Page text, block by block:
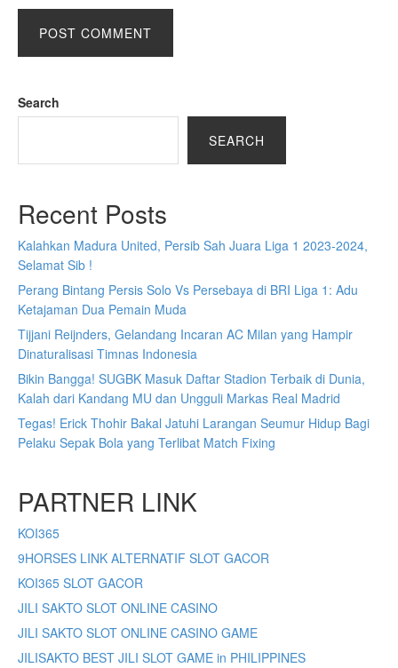
Search
SEARCH
Recent Posts
Kalahkan Madura United, Persib Sah Juara Liga 1 2023-2024,
Selamat Sib !
Perang Bintang Persis Solo Vs Persebaya di BRI Liga 1: Adu
Ketajaman Dua Pemain Muda
Tijjani Reijnders, Gelandang Incaran AC Milan yang Hampir
Dinaturalisasi Timnas Indonesia
Bikin Bangga! SUGBK Masuk Daftar Stadion Terbaik di Dunia,
Kalah dari Kandang MU dan Ungguli Markas Real Madrid
Tegas! Erick Thohir Bakal Jatuhi Larangan Seumur Hidup Bagi
Pelaku Sepak Bola yang Terlibat Match Fixing
PARTNER LINK
KOI365
9HORSES LINK ALTERNATIF SLOT GACOR
KOI365 SLOT GACOR
JILI SAKTO SLOT ONLINE CASINO
JILI SAKTO SLOT ONLINE CASINO GAME
JILISAKTO BEST JILI SLOT GAME in PHILIPPINES